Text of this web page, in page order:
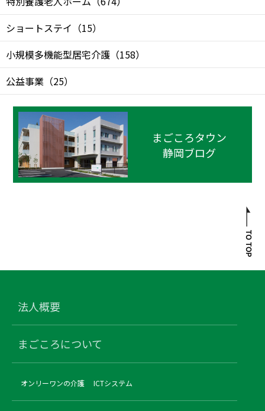
ショートステイ （15）
小規模多機能型居宅介護 （158）
公益事業 （25）
まごころタウン
静岡ブログ
法人概要
まごころについて
オンリーワンの介護 ICTシステム